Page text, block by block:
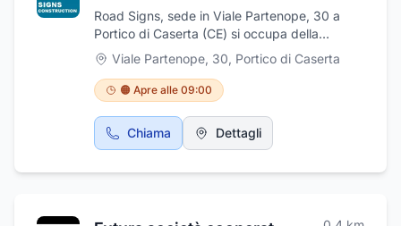
idraulici, per cambi e differenziali.
Road Signs, sede in Viale Partenope, 30 a
Portico di Caserta (CE) si occupa della
segnaletica e della sicurezza stradale, per
installazione di cartellonistica, ed altra
segnaletica come segnaletica per cantieri,
segnaletica luminosa, lanterne semaforiche.
Esegue anche lavori edili, civili e industriali.
Viale Partenope, 30, Portico di Caserta
🟠 Apre alle 09:00
Chiama Dettagli